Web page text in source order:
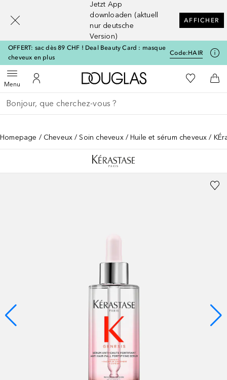
Jetzt App
downloaden (aktuell
nur deutsche
Version)
AFFICHER
OFFERT: sac dès 89 CHF ! Deal Beauty Card : masque
cheveux en plus
Code:HAIR
MenuOuvrir le menuVers Mon Compte
Vers l'accueil Douglas
Vers Ma
Retourner
Exécuter la recherche
Homepage Cheveux Soin cheveux Huile et sérum cheveux
[navigation.slideout.screenreader]